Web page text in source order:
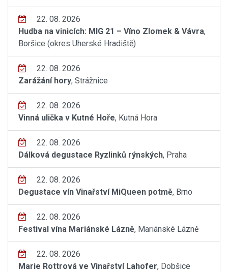
22. 08. 2026
Hudba na vinicích: MIG 21 – Víno Zlomek & Vávra,
Boršice (okres Uherské Hradiště)
22. 08. 2026
Zarážání hory, Strážnice
22. 08. 2026
Vinná ulička v Kutné Hoře, Kutná Hora
22. 08. 2026
Dálková degustace Ryzlinků rýnských, Praha
22. 08. 2026
Degustace vín Vinařství MiQueen potmě, Brno
22. 08. 2026
Festival vína Mariánské Lázně, Mariánské Lázně
22. 08. 2026
Marie Rottrová ve Vinařství Lahofer, Dobšice